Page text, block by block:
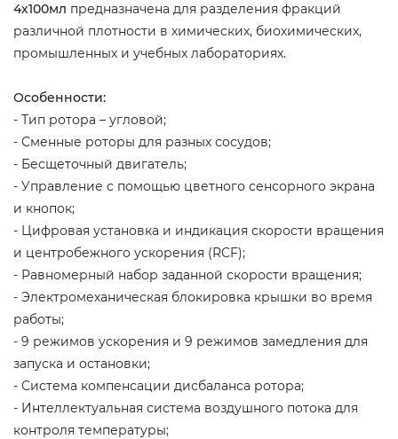
4х100мл предназначена для разделения фракций
различной плотности в химических, биохимических,
промышленных и учебных лабораториях.
Особенности:
- Тип ротора – угловой;
- Сменные роторы для разных сосудов;
- Бесщеточный двигатель;
- Управление с помощью цветного сенсорного экрана
и кнопок;
- Цифровая установка и индикация скорости вращения
и центробежного ускорения (RCF);
- Равномерный набор заданной скорости вращения;
- Электромеханическая блокировка крышки во время
работы;
- 9 режимов ускорения и 9 режимов замедления для
запуска и остановки;
- Система компенсации дисбаланса ротора;
- Интеллектуальная система воздушного потока для
контроля температуры;